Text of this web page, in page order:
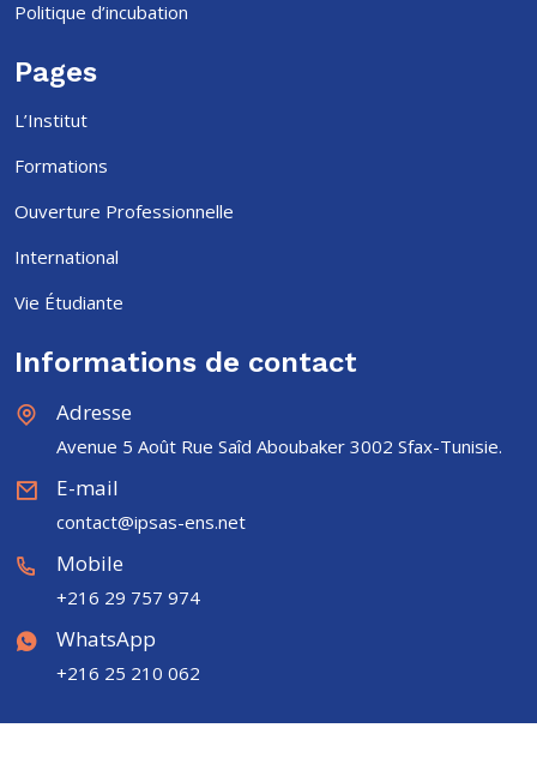
Politique d’incubation
Pages
L’Institut
Formations
Ouverture Professionnelle
International
Vie Étudiante
Informations de contact
Adresse
Avenue 5 Août Rue Saîd Aboubaker 3002 Sfax-Tunisie.
E-mail
contact@ipsas-ens.net
Mobile
+216 29 757 974
WhatsApp
+216 25 210 062